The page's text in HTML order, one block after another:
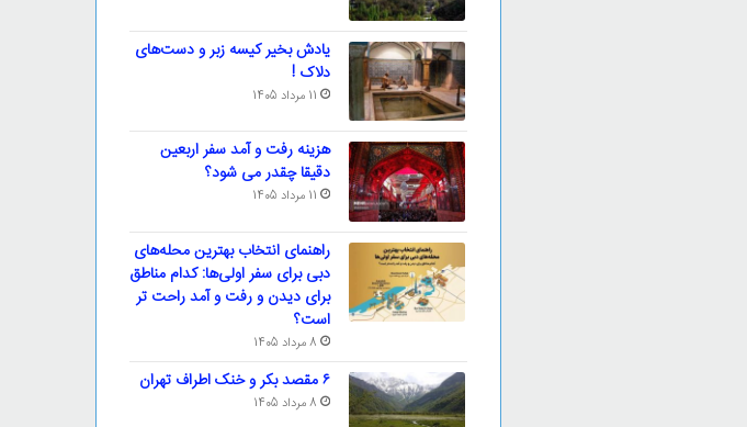
یادش بخیر کیسه‌ زبر و دست‌های
دلاک !
11 مرداد 1405
هزینه رفت و آمد سفر اربعین
دقیقا چقدر می شود؟
11 مرداد 1405
راهنمای انتخاب بهترین محله‌های
دبی برای سفر اولی‌ها: کدام مناطق
برای دیدن و رفت و آمد راحت تر
است؟
8 مرداد 1405
۶ مقصد بکر و خنک اطراف تهران
8 مرداد 1405